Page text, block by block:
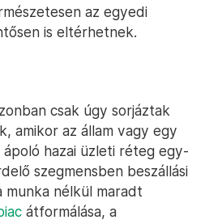
az egyedi
is eltérhetnek.
csak úgy sorjáztak
amikor az állam vagy egy
ápoló hazai üzleti réteg egy-
szegmensben beszállási
nélkül maradt
átformálása, a